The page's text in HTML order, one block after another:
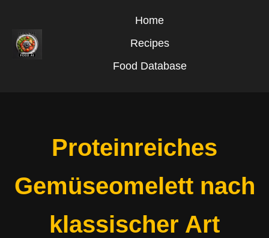
Home
Recipes
Food Database
Proteinreiches
Gemüseomelett nach
klassischer Art